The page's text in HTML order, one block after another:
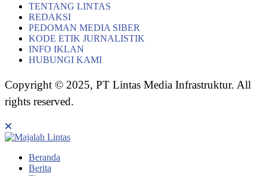
TENTANG LINTAS
REDAKSI
PEDOMAN MEDIA SIBER
KODE ETIK JURNALISTIK
INFO IKLAN
HUBUNGI KAMI
Copyright © 2025, PT Lintas Media Infrastruktur. All
rights reserved.
Beranda
Berita